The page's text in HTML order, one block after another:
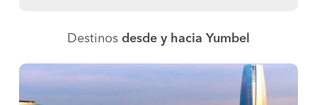
Destinos desde y hacia Yumbel